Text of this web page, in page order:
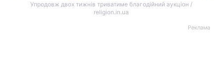
Упродовж двох тижнів триватиме благодійний аукціон /
religion.in.ua
Реклама